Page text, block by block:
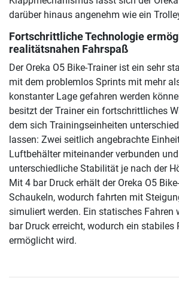
darüber hinaus angenehm wie ein
Fortschrittliche Technologie
realitätsnahen Fahrspaß
Der Oreka O5 Bike-Trainer ist ein sehr
mit dem problemlos Sprints mit mehr
konstanter Lage gefahren werden
besitzt der Trainer ein fortschrittliches
dem sich Trainingseinheiten
lassen: Zwei seitlich angebrachte
Luftbehälter miteinander verbunden
unterschiedliche Stabilität je nach der
Mit 4 bar Druck erhält der Oreka O5
Schaukeln, wodurch fahrten mit
simuliert werden. Ein statisches Fahren
bar Druck erreicht, wodurch ein stabiles
ermöglicht wird.